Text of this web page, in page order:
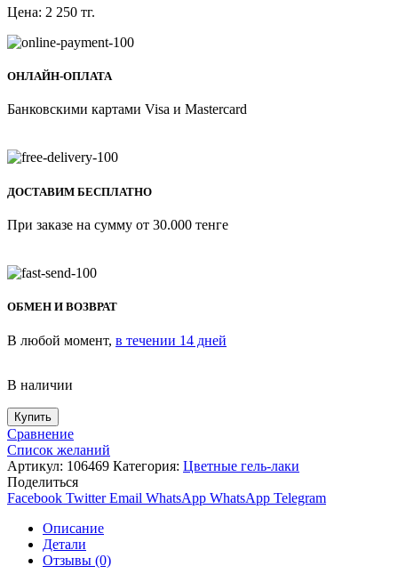
Цена: 2 250 тг.
ОНЛАЙН-ОПЛАТА
Банковскими картами Visa и Mastercard
ДОСТАВИМ БЕСПЛАТНО
При заказе на сумму от 30.000 тенге
ОБМЕН И ВОЗВРАТ
В любой момент, в течении 14 дней
В наличии
Купить
Сравнение
Список желаний
Артикул: 106469 Категория: Цветные гель-лаки
Поделиться
Facebook Twitter Email WhatsApp WhatsApp Telegram
Описание
Детали
Отзывы (0)